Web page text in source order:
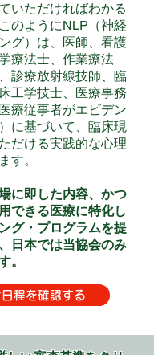
いただければわかる
のようにNLP（神経
グ）は、医師、看護
療法士、作業療法
診療放射線技師、臨
工学技士、医療事務
療従事者がエビデン
に基づいて、臨床現
だける実践的な心理
す。
に即した内容、かつ
できる医療に特化し
グ・プログラムを提
日本では当協会のみ
。
程を確認する